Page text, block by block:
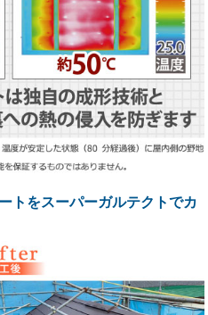
トをスーパーガルテクトでカ